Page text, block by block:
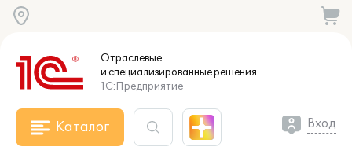
Отраслевые
и специализированныерешения
1С:Предприятие
Каталог Вход